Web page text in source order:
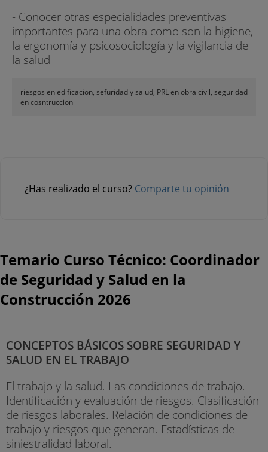
- Conocer otras especialidades preventivas
importantes para una obra como son la higiene,
la ergonomía y psicosociología y la vigilancia de
la salud
riesgos en edificacion, sefuridad y salud, PRL en obra civil, seguridad
en cosntruccion
¿Has realizado el curso? Comparte tu opinión
Temario Curso Técnico: Coordinador
de Seguridad y Salud en la
Construcción 2026
CONCEPTOS BÁSICOS SOBRE SEGURIDAD Y
SALUD EN EL TRABAJO
El trabajo y la salud. Las condiciones de trabajo.
Identificación y evaluación de riesgos. Clasificación
de riesgos laborales. Relación de condiciones de
trabajo y riesgos que generan. Estadísticas de
siniestralidad laboral.